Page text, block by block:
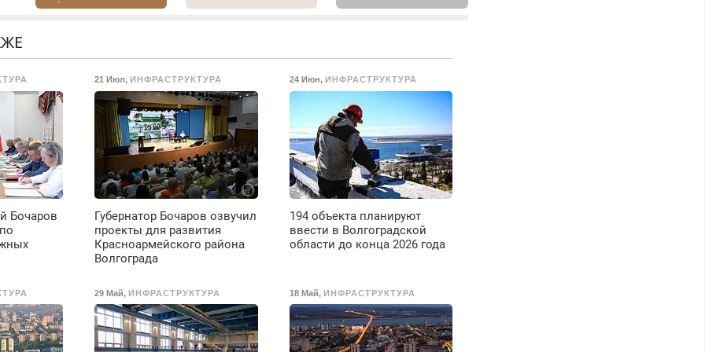
работ. Быстро.
Ремонт
выходных.
Пенсионерам –
скидки до 40%.
Мастер со стажем.
Выезд и диагностика
Бочаров
21 Июл, ИНФРАСТРУКТУРА
Губернатор Бочаров озвучил
проекты для развития
Красноармейского района
Волгограда
24 Июн, ИНФРАСТРУКТУРА
194 объекта планируют
ввести в Волгоградской
области до конца 2026 года
29 Май, ИНФРАСТРУКТУРА 18 Май, ИНФРАСТРУКТУРА